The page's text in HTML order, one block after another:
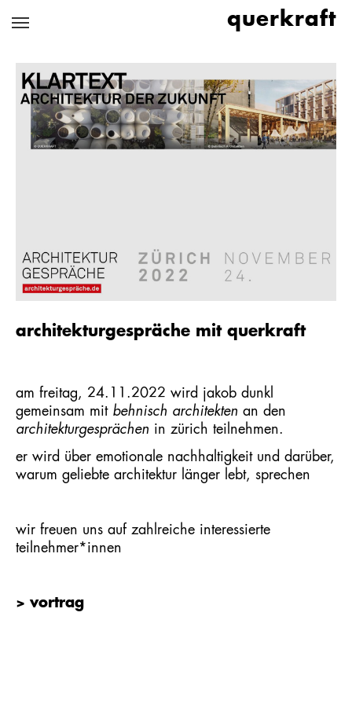
Hauptinhalt
querkraft
architekturgespräche mit querkraft
am freitag, 24.11.2022 wird jakob dunkl
gemeinsam mit behnisch architekten an den
architekturgesprächen in zürich teilnehmen.
er wird über emotionale nachhaltigkeit und darüber,
warum geliebte architektur länger lebt, sprechen
wir freuen uns auf zahlreiche interessierte
teilnehmer*innen
> vortrag